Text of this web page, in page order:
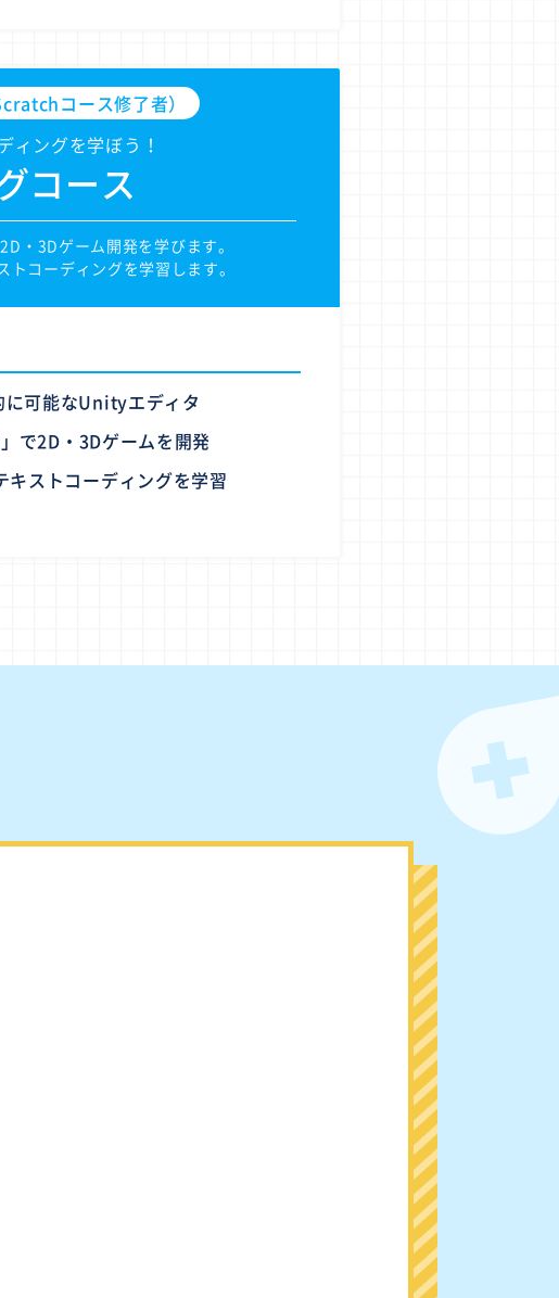
コース修了者）
ィングを学ぼう！
コース
・3Dゲーム開発を学びます。
コーディングを学習します。
に可能なUnityエディタ
で2D・3Dゲームを開発
キストコーディングを学習